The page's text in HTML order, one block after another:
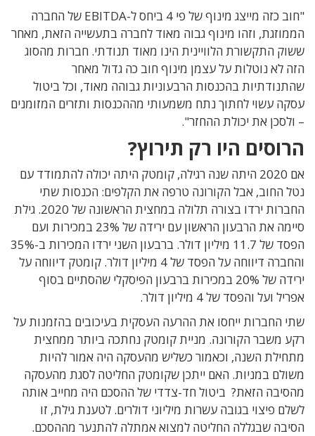
"חוב כזה מייצג מינוף של פי 4 ביחס ל-EBITDA של החברה
הממוזגת, וזהו מינוף גבוה מאוד לחברה בתעשייה הזאת, מאחר
ששוק התקשורת הלוויינית הינו מאוד תנודתי. חברות מהסוג
הזה לא נוטלות על עצמן מינוף חוב כה גדול מאחר
שהתנודתיות בהכנסות הרבעוניות גבוהה מאוד, וכל ביטול
עסקה עשוי לחתוך נתח משמעותי מההכנסות ותזרים המזומנים
– ולסכן את יכולת ההחזר".
הרוסים היו רק תירוץ?
אם 2020 היתה שנה רגילה, קומטק היתה יכולה להתמודד עם
נטל החוב, אבל הקורונה טרפה את הקלפים: הכנסות שתי
החברות ירדו בצורה תלולה במחצית הראשונה של 2020. גילת
סיימה את הרבעון הראשון עם ירידה של 23% במכירות ועם
הפסד של 11.7 מיליון דולר. ברבעון השני ירדו המכירות ב-35%
והחברה דיווחה על הפסד של 4 מיליון דולר. קומטק דיווחה על
ירידה של 20% במכירות ברבעון הפיסקלי שהסתיים בסוף
אפריל ועל והפסד של 4 מיליון דולר.
שתי החברות ייחסו את ההרעה העסקית בעיכובים בהזמנות על
רקע משבר הקורונה. מניית קומטק נחתכה ביותר ממחצית
מתחילת השנה, וכאמור כשליש מהעסקה היה אמור להיות
משולם במניות. האם ייתכן שקומטק החליטה לסגת מהעסקה
מהסיבה הזאת? ביטול חד-צדדי של ההסכם היה מחייב אותה
לשלם פיצוי בגובה עשרות מיליוני דולרים. לטענת גילת, זו
הסיבה שבגללה החליטה למצוא אמתלה להתנער מההסכם.